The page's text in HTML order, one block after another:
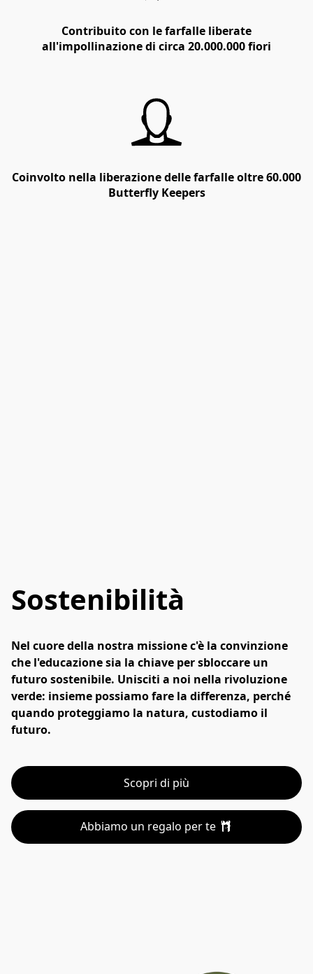
Contribuito con le farfalle liberate
all'impollinazione di circa 20.000.000 fiori
Coinvolto nella liberazione delle farfalle oltre 60.000
Butterfly Keepers
Sostenibilità
Nel cuore della nostra missione c'è la convinzione
che l'educazione sia la chiave per sbloccare un
futuro sostenibile. Unisciti a noi nella rivoluzione
verde: insieme possiamo fare la differenza, perché
quando proteggiamo la natura, custodiamo il
futuro.
Scopri di più
Abbiamo un regalo per te 🎁